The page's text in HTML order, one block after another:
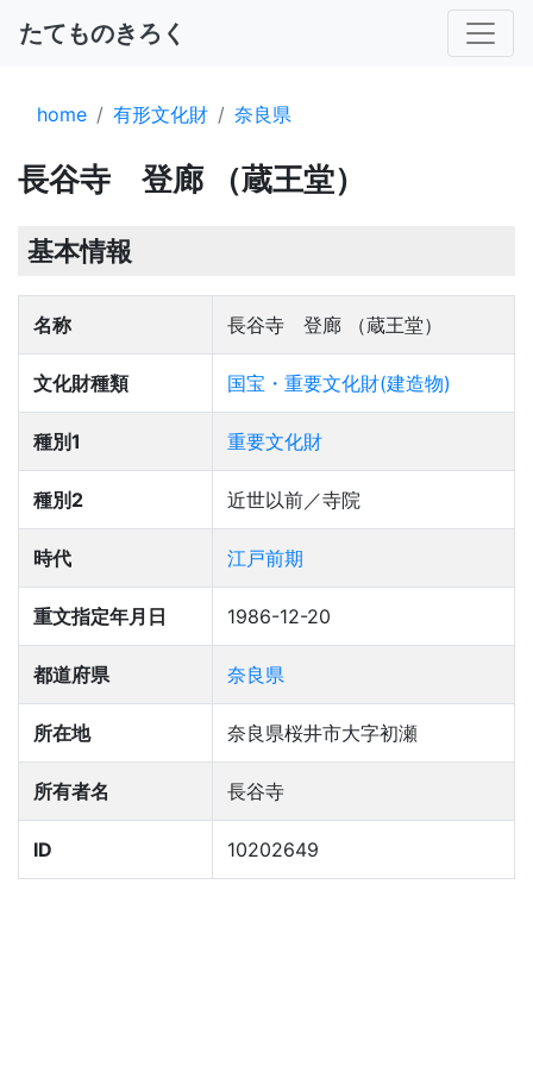
たてものきろく
home 有形文化財 奈良県
長谷寺 登廊 （蔵王堂）
基本情報
名称 長谷寺 登廊 （蔵王堂）
文化財種類 国宝・重要文化財(建造物)
種別1 重要文化財
種別2 近世以前／寺院
時代 江戸前期
重文指定年月日 1986-12-20
都道府県 奈良県
所在地 奈良県桜井市大字初瀬
所有者名 長谷寺
ID 10202649